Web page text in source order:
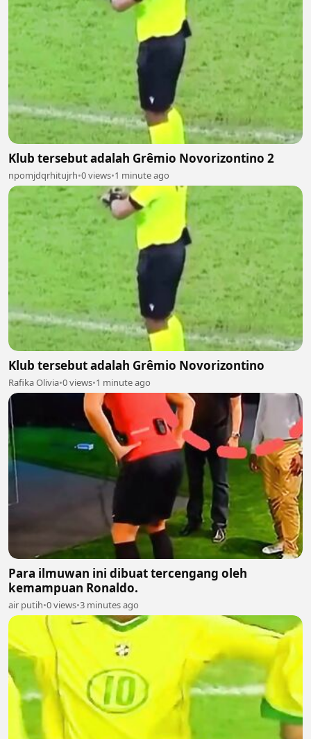
Klub tersebut adalah Grêmio Novorizontino 2
npomjdqrhitujrh•0 views•1 minute ago
Klub tersebut adalah Grêmio Novorizontino
Rafika Olivia•0 views•1 minute ago
Para ilmuwan ini dibuat tercengang oleh
kemampuan Ronaldo.
air putih•0 views•3 minutes ago